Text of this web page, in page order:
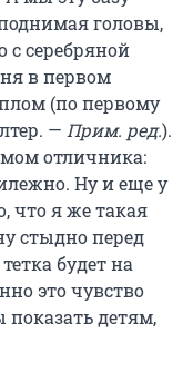
головы,
с серебряной
в первом
(по первому
— Прим. ред.).
отличника:
Ну и еще у
что я же такая
стыдно перед
будет на
это чувство
детям,